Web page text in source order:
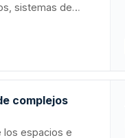
sistemas de
mínima
informes
complejos
los espacios e